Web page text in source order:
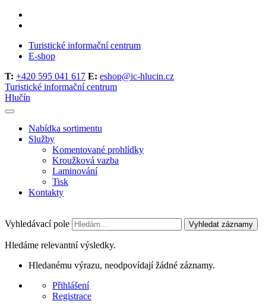
Turistické informační centrum
E-shop
T: +420 595 041 617 E: eshop@ic-hlucin.cz
Turistické informační centrum
Hlučín
Nabídka sortimentu
Služby
Komentované prohlídky
Kroužková vazba
Laminování
Tisk
Kontakty
Vyhledávací pole Vyhledat záznamy
Hledáme relevantní výsledky.
Hledanému výrazu, neodpovídají žádné záznamy.
Přihlášení
Registrace